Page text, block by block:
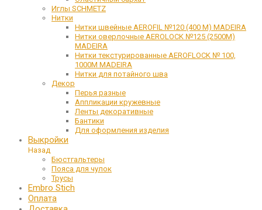
Иглы SCHMETZ
Нитки
Нитки швейные AEROFIL №120 (400 М) MADEIRA
Нитки оверлочные AEROLOCK №125 (2500М)
MADEIRA
Нитки текстурированные AEROFLOCK № 100,
1000М MADEIRA
Нитки для потайного шва
Декор
Перья разные
Аппликации кружевные
Ленты декоративные
Бантики
Для оформления изделия
Выкройки
Назад
Бюстгальтеры
Пояса для чулок
Трусы
Embro Stich
Оплата